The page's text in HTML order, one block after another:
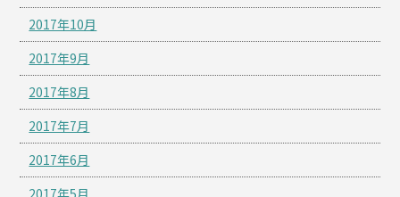
2017年10月
2017年9月
2017年8月
2017年7月
2017年6月
2017年5月